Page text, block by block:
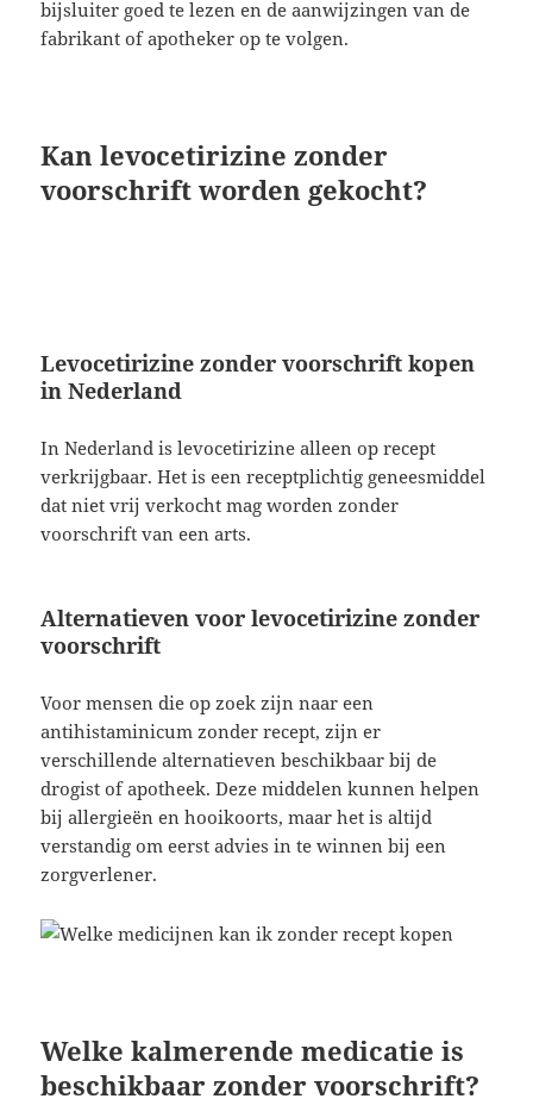
bijsluiter goed te lezen en de aanwijzingen van de
fabrikant of apotheker op te volgen.
Kan levocetirizine zonder
voorschrift worden gekocht?
Levocetirizine zonder voorschrift kopen
in Nederland
In Nederland is levocetirizine alleen op recept
verkrijgbaar. Het is een receptplichtig geneesmiddel
dat niet vrij verkocht mag worden zonder
voorschrift van een arts.
Alternatieven voor levocetirizine zonder
voorschrift
Voor mensen die op zoek zijn naar een
antihistaminicum zonder recept, zijn er
verschillende alternatieven beschikbaar bij de
drogist of apotheek. Deze middelen kunnen helpen
bij allergieën en hooikoorts, maar het is altijd
verstandig om eerst advies in te winnen bij een
zorgverlener.
Welke kalmerende medicatie is
beschikbaar zonder voorschrift?